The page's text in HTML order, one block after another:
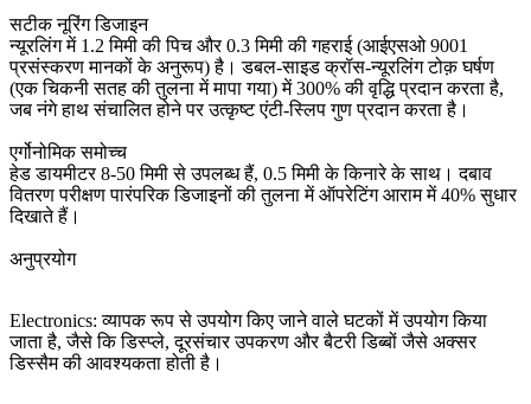
सटीक नूरिंग डिजाइन
न्यूरलिंग में 1.2 मिमी की पिच और 0.3 मिमी की गहराई (आईएसओ 9001
प्रसंस्करण मानकों के अनुरूप) है। डबल-साइड क्रॉस-न्यूरलिंग टोक़ घर्षण
(एक चिकनी सतह की तुलना में मापा गया) में 300% की वृद्धि प्रदान करता है,
जब नंगे हाथ संचालित होने पर उत्कृष्ट एंटी-स्लिप गुण प्रदान करता है।
एर्गोनोमिक समोच्च
हेड डायमीटर 8-50 मिमी से उपलब्ध हैं, 0.5 मिमी के किनारे के साथ। दबाव
वितरण परीक्षण पारंपरिक डिजाइनों की तुलना में ऑपरेटिंग आराम में 40% सुधार
दिखाते हैं।
अनुप्रयोग
‌Electronics‌: व्यापक रूप से उपयोग किए जाने वाले घटकों में उपयोग किया
जाता है, जैसे कि डिस्प्ले, दूरसंचार उपकरण और बैटरी डिब्बों जैसे अक्सर
डिस्सैम की आवश्यकता होती है। ‌